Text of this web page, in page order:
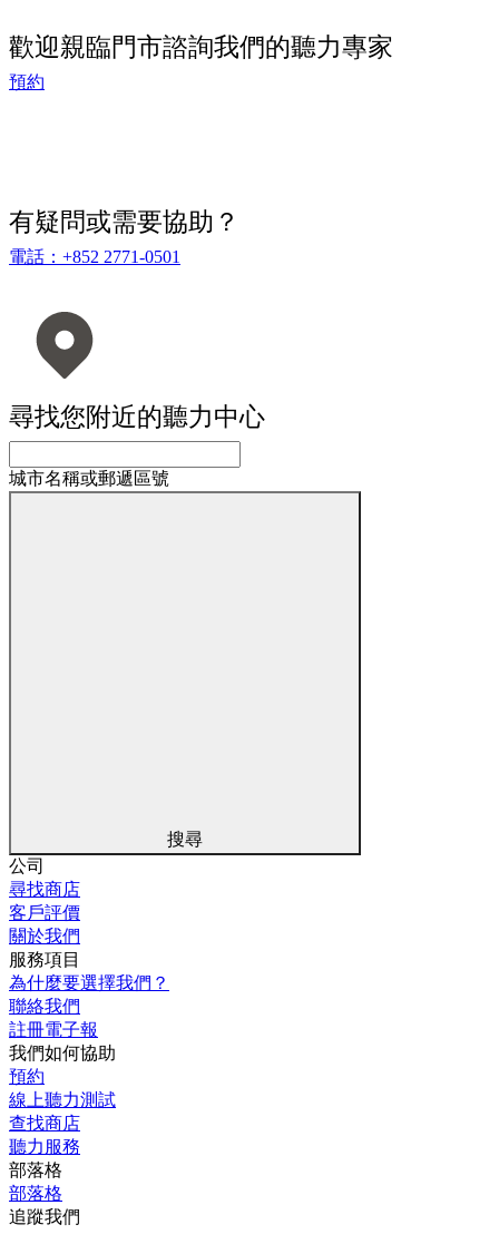
歡迎親臨門市諮詢我們的聽力專家
預約
有疑問或需要協助？
電話：+852 2771-0501
尋找您附近的聽力中心
城市名稱或郵遞區號
搜尋
公司
尋找商店
客戶評價
關於我們
服務項目
為什麼要選擇我們？
聯絡我們
註冊電子報
我們如何協助
預約
線上聽力測試
查找商店
聽力服務
部落格
部落格
追蹤我們